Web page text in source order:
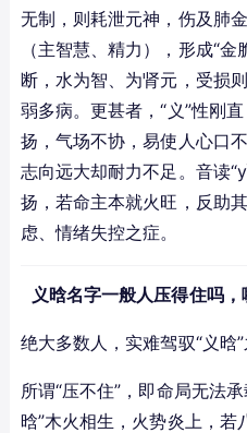
无制，则耗泄元神，伤及肺
（主智慧、精力），形成“
断，水为智、为肾元，受损
弱多病。更甚者，“义”性刚
扬，气场不协，易使人心口
志向远大却耐力不足。音读
扬，若命主本就火旺，反助
虑、情绪失控之症。
义晗名字一般人压得住吗
绝大多数人，实难驾驭“义晗”
所谓“压不住”，即命局无法
晗”木火相生，火势炎上，若